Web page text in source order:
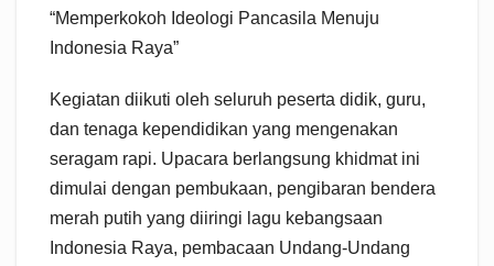
“Memperkokoh Ideologi Pancasila Menuju
Indonesia Raya”
Kegiatan diikuti oleh seluruh peserta didik, guru,
dan tenaga kependidikan yang mengenakan
seragam rapi. Upacara berlangsung khidmat ini
dimulai dengan pembukaan, pengibaran bendera
merah putih yang diiringi lagu kebangsaan
Indonesia Raya, pembacaan Undang-Undang